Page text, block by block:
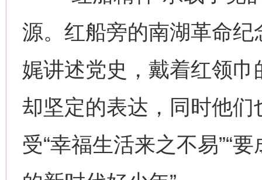
源。红船旁的南湖革命纪
娓讲述党史，戴着红领
却坚定的表达，同时他们
受“幸福生活来之不易”“